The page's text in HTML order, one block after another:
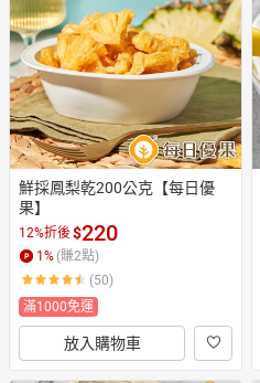
鮮採鳳梨乾200公克【每日優
果】
12%折後$220
1 % (賺2點)
(50)
滿1000免運
放入購物車